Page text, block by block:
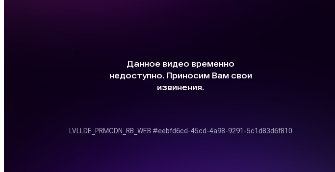
Рязанская область
Ярославская область